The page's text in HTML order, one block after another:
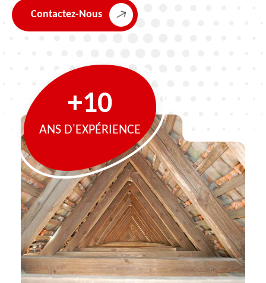
Contactez-Nous
+10
ANS D'EXPÉRIENCE